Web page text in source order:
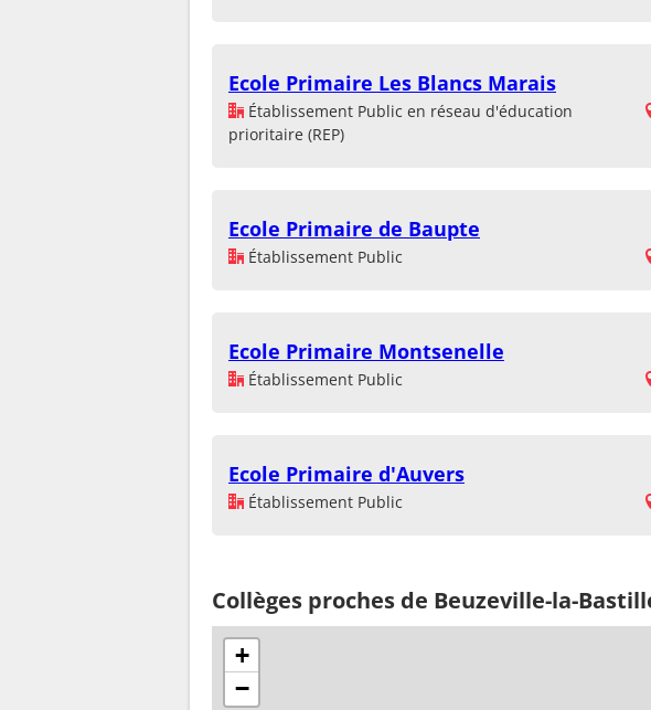
Ecole Primaire Les Blancs Marais
Établissement Public en réseau d'éducation
prioritaire (REP)
Ecole Primaire de Baupte
Établissement Public
Ecole Primaire Montsenelle
Établissement Public
Ecole Primaire d'Auvers
Établissement Public
Collèges proches de Beuzeville-la-
+
−